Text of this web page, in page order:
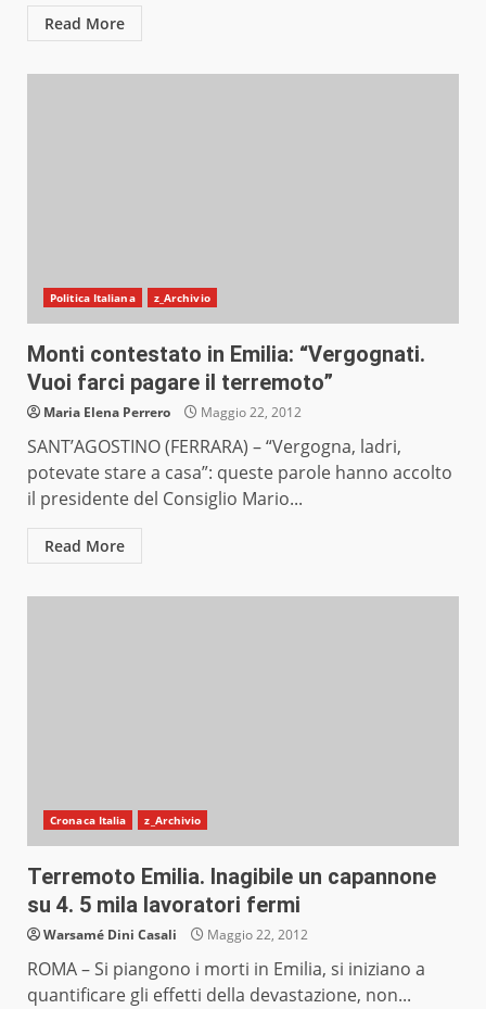
Read More
Politica Italiana z_Archivio
Monti contestato in Emilia: “Vergognati.
Vuoi farci pagare il terremoto”
Maria Elena Perrero Maggio 22, 2012
SANT’AGOSTINO (FERRARA) – “Vergogna, ladri,
potevate stare a casa”: queste parole hanno accolto
il presidente del Consiglio Mario...
Read More
Cronaca Italia z_Archivio
Terremoto Emilia. Inagibile un capannone
su 4. 5 mila lavoratori fermi
Warsamé Dini Casali Maggio 22, 2012
ROMA – Si piangono i morti in Emilia, si iniziano a
quantificare gli effetti della devastazione, non...